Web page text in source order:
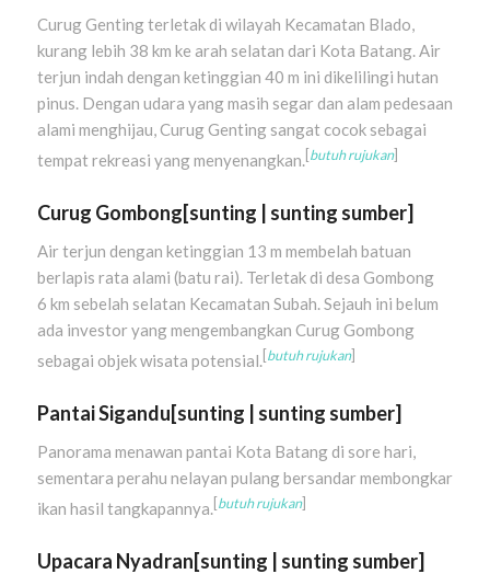
Curug Genting terletak di wilayah Kecamatan Blado,
kurang lebih 38 km ke arah selatan dari Kota Batang. Air
terjun indah dengan ketinggian 40 m ini dikelilingi hutan
pinus. Dengan udara yang masih segar dan alam pedesaan
alami menghijau, Curug Genting sangat cocok sebagai
tempat rekreasi yang menyenangkan. butuh rujukan]
Curug Gombong[sunting sunting sumber]
Air terjun dengan ketinggian 13 m membelah batuan
berlapis rata alami (batu rai). Terletak di desa Gombong
6 km sebelah selatan Kecamatan Subah. Sejauh ini belum
ada investor yang mengembangkan Curug Gombong
sebagai objek wisata potensial. butuh rujukan]
Pantai Sigandu[sunting sunting sumber]
Panorama menawan pantai Kota Batang di sore hari,
sementara perahu nelayan pulang bersandar membongkar
ikan hasil tangkapannya. butuh rujukan]
Upacara Nyadran[sunting sunting sumber]